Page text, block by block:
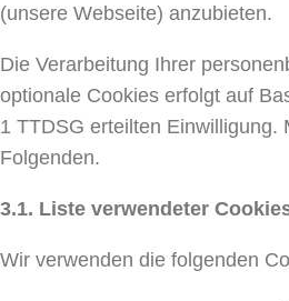
(unsere Webseite) anzubieten.
Die Verarbeitung Ihrer
optionale Cookies erfolgt auf
1 TTDSG erteilten Einwilligung.
Folgenden.
3.1. Liste verwendeter
Wir verwenden die folgenden